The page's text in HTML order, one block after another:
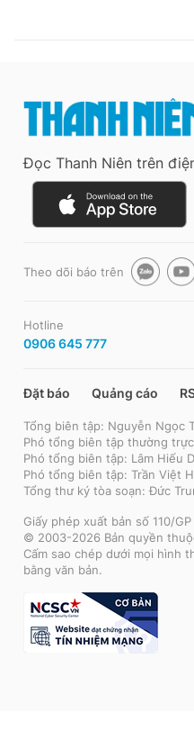
Đọc Thanh Niên trên
Theo dõi báo trên
Hotline
0906 645 777
Đặt báo Quảng cáo
Tổng biên tập: Nguyễn Ngọc
Phó tổng biên tập thường
Phó tổng biên tập: Lâm Hiếu
Phó tổng biên tập: Trần Việt
Tổng thư ký tòa soạn: Đức
Giấy phép xuất bản số 110/
© 2003-2026 Bản quyền
Cấm sao chép dưới mọi hình
bằng văn bản.